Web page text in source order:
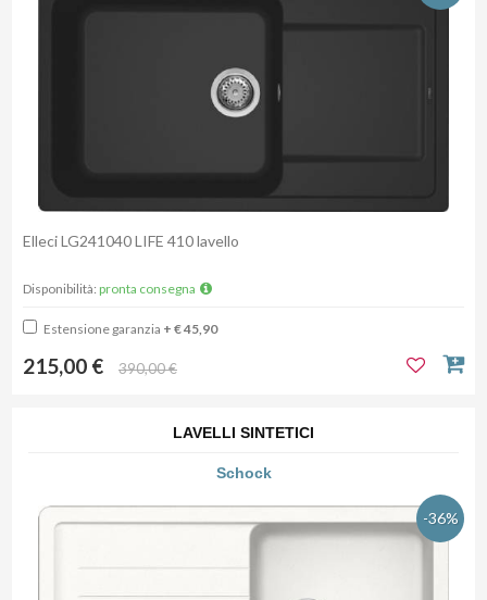
Elleci LG241040 LIFE 410 lavello
Disponibilità: pronta consegna
Estensione garanzia + € 45,90
215,00 € 390,00 €
LAVELLI SINTETICI
Schock
-36%